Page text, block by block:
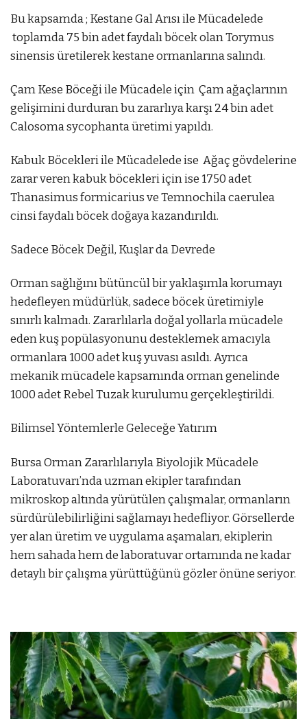
Bu kapsamda ; Kestane Gal Arısı ile Mücadelede
toplamda 75 bin adet faydalı böcek olan Torymus
sinensis üretilerek kestane ormanlarına salındı.
Çam Kese Böceği ile Mücadele için Çam ağaçlarının
gelişimini durduran bu zararlıya karşı 24 bin adet
Calosoma sycophanta üretimi yapıldı.
Kabuk Böcekleri ile Mücadelede ise Ağaç gövdelerine
zarar veren kabuk böcekleri için ise 1750 adet
Thanasimus formicarius ve Temnochila caerulea
cinsi faydalı böcek doğaya kazandırıldı.
Sadece Böcek Değil, Kuşlar da Devrede
Orman sağlığını bütüncül bir yaklaşımla korumayı
hedefleyen müdürlük, sadece böcek üretimiyle
sınırlı kalmadı. Zararlılarla doğal yollarla mücadele
eden kuş popülasyonunu desteklemek amacıyla
ormanlara 1000 adet kuş yuvası asıldı. Ayrıca
mekanik mücadele kapsamında orman genelinde
1000 adet Rebel Tuzak kurulumu gerçekleştirildi.
Bilimsel Yöntemlerle Geleceğe Yatırım
Bursa Orman Zararlılarıyla Biyolojik Mücadele
Laboratuvarı’nda uzman ekipler tarafından
mikroskop altında yürütülen çalışmalar, ormanların
sürdürülebilirliğini sağlamayı hedefliyor. Görsellerde
yer alan üretim ve uygulama aşamaları, ekiplerin
hem sahada hem de laboratuvar ortamında ne kadar
detaylı bir çalışma yürüttüğünü gözler önüne seriyor.